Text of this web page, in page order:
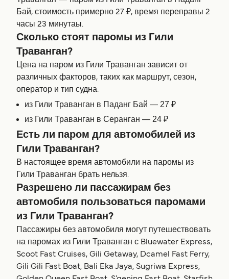
Бай, стоимость примерно 27 ₽, время переправы 2
часы 23 минутаы.
Сколько стоят паромы из Гили
Траванган?
Цена на паром из Гили Траванган зависит от
различных факторов, таких как маршрут, сезон,
оператор и тип судна.
из Гили Траванган в Паданг Бай — 27 ₽
из Гили Траванган в Серанган — 24 ₽
Есть ли паром для автомобилей из
Гили Траванган?
В настоящее время автомобили на паромы из
Гили Траванган брать нельзя.
Разрешено ли пассажирам без
автомобиля пользоваться паромами
из Гили Траванган?
Пассажиры без автомобиля могут путешествовать
на паромах из Гили Траванган с Bluewater Express,
Scoot Fast Cruises, Gili Getaway, Dcamel Fast Ferry,
Gili Gili Fast Boat, Bali Eka Jaya, Sugriwa Express,